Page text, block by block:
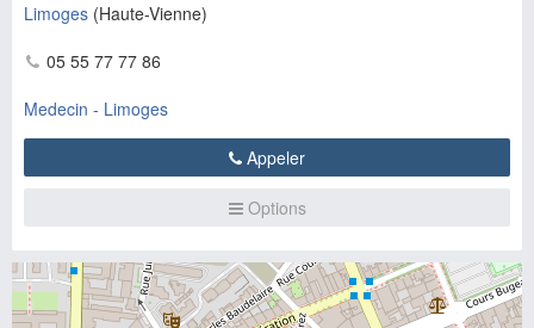
Limoges (Haute-Vienne)
05 55 77 77 86
Medecin - Limoges
Appeler
Options